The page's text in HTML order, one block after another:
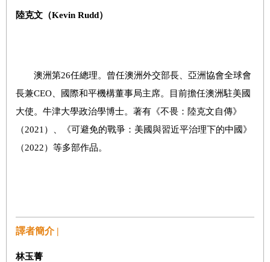
陸克文（Kevin Rudd）
澳洲第26任總理。曾任澳洲外交部長、亞洲協會全球會
長兼CEO、國際和平機構董事局主席。目前擔任澳洲駐美國
大使。牛津大學政治學博士。著有《不畏：陸克文自傳》
（2021）、《可避免的戰爭：美國與習近平治理下的中國》
（2022）等多部作品。
譯者簡介 |
林玉菁